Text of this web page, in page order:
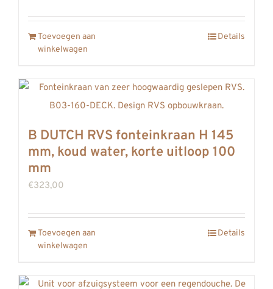
worden
Toevoegen aan
winkelwagen
Details
B DUTCH RVS fonteinkraan H 145
mm, koud water, korte uitloop 100
mm
€323,00
Toevoegen aan
winkelwagen
Details